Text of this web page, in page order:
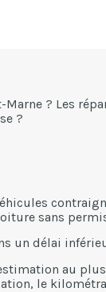
? Les
?
sans
un délai
au
le